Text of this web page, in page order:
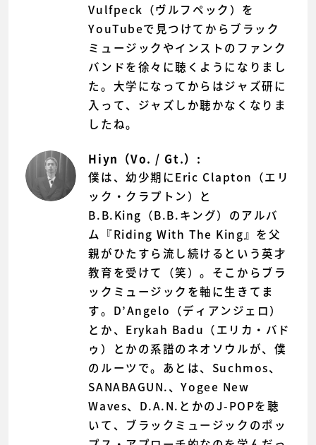
Vulfpeck（ヴルフペック）を
YouTubeで見つけてからブラック
ミュージックやインストのファンク
バンドを徐々に聴くようになりまし
た。大学になってからはジャズ研に
入って、ジャズしか聴かなくなりま
したね。
Hiyn（Vo. / Gt.）:
僕は、幼少期にEric Clapton（エリ
ック・クラプトン）と
B.B.King（B.B.キング）のアルバ
ム『Riding With The King』を父
親がひたすら流し続けるという英才
教育を受けて（笑）。そこからブラ
ックミュージックを軸に生きてま
す。D’Angelo（ディアンジェロ）
とか、Erykah Badu（エリカ・バド
ゥ）とかの系譜のネオソウルが、僕
のルーツで。あとは、Suchmos、
SANABAGUN.、Yogee New
Waves、D.A.N.とかのJ-POPを聴
いて、ブラックミュージックのポッ